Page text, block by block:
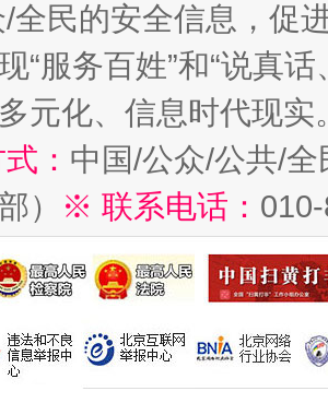
全民的安全信息，促
“服务百姓”和“说真
元化、信息时代现实
： 中国/公众/公共/
）
※ 联系电话：